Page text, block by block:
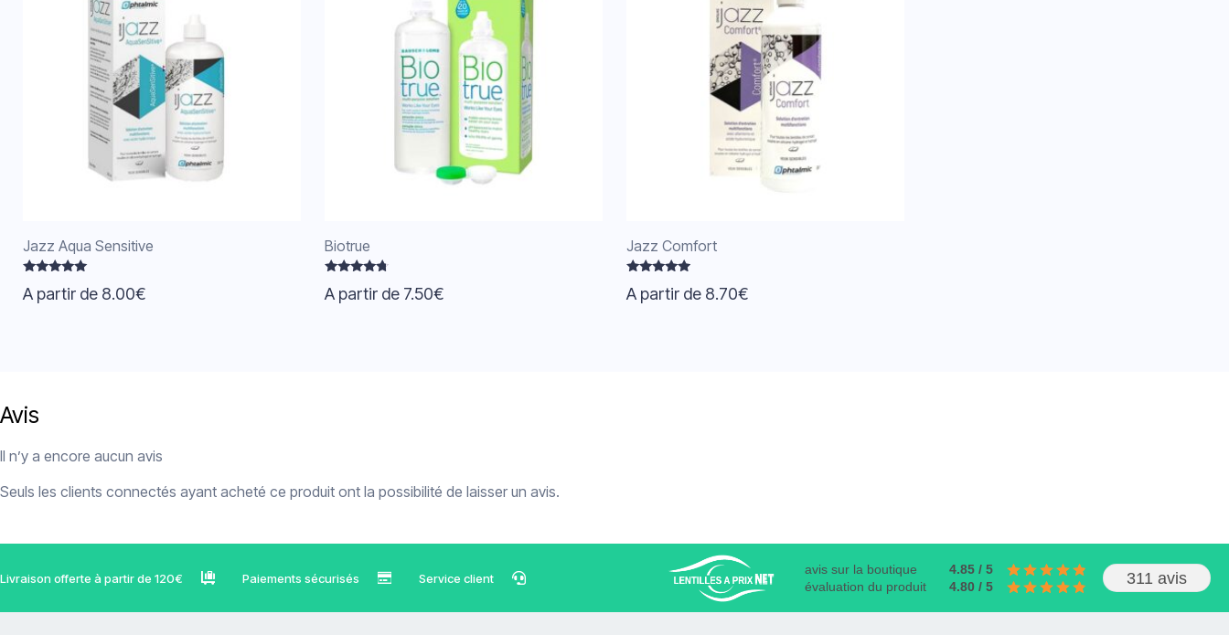
Jazz Aqua Sensitive
4.86
sur 5
A partir de 8.00€
Biotrue
4.50
sur 5
A partir de 7.50€
Jazz Comfort
4.75
sur 5
A partir de 8.70€
Avis
Il n’y a encore aucun avis
Seuls les clients connectés ayant acheté ce produit ont la possibilité de laisser un avis.
Livraison offerte à partir de 120€ Paiements sécurisés Service client
avis sur la boutique
4.85 / 5
évaluation du produit
4.80 / 5 311 avis